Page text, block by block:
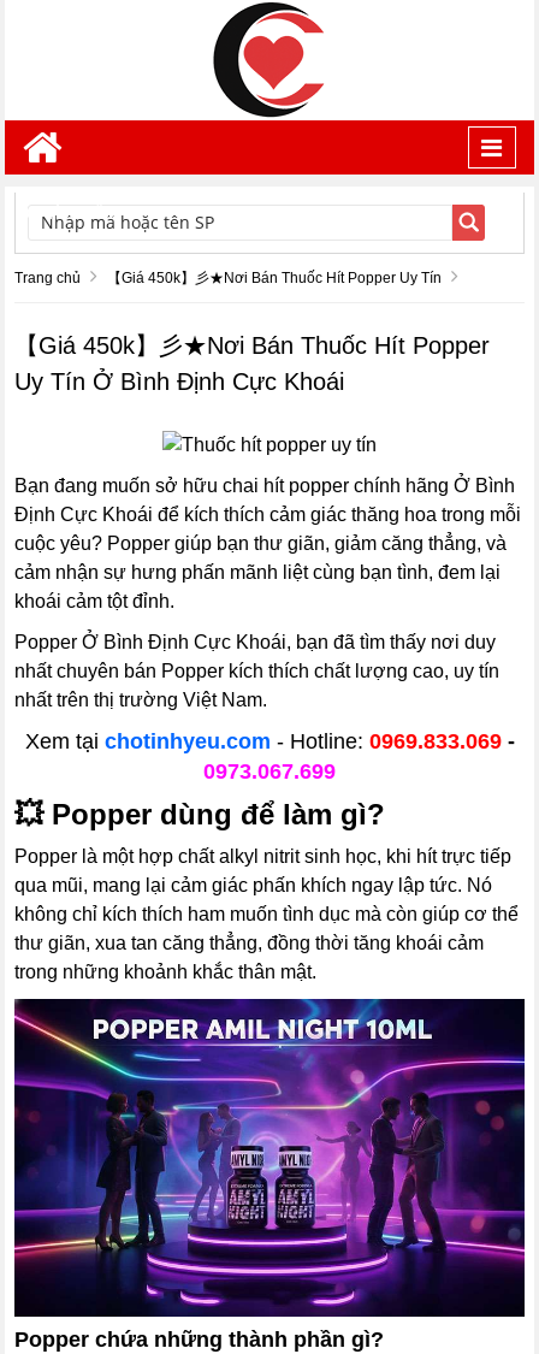
TÌM KIẾM
Trang chủ 【Giá 450k】彡★Nơi Bán Thuốc Hít Popper Uy Tín
【Giá 450k】彡★Nơi Bán Thuốc Hít Popper
Uy Tín Ở Bình Định Cực Khoái
Bạn đang muốn sở hữu chai hít popper chính hãng Ở Bình
Định Cực Khoái để kích thích cảm giác thăng hoa trong mỗi
cuộc yêu? Popper giúp bạn thư giãn, giảm căng thẳng, và
cảm nhận sự hưng phấn mãnh liệt cùng bạn tình, đem lại
khoái cảm tột đỉnh.
Popper Ở Bình Định Cực Khoái, bạn đã tìm thấy nơi duy
nhất chuyên bán Popper kích thích chất lượng cao, uy tín
nhất trên thị trường Việt Nam.
Xem tại chotinhyeu.com - Hotline: 0969.833.069 -
0973.067.699
💥 Popper dùng để làm gì?
Popper là một hợp chất alkyl nitrit sinh học, khi hít trực tiếp
qua mũi, mang lại cảm giác phấn khích ngay lập tức. Nó
không chỉ kích thích ham muốn tình dục mà còn giúp cơ thể
thư giãn, xua tan căng thẳng, đồng thời tăng khoái cảm
trong những khoảnh khắc thân mật.
Popper chứa những thành phần gì?